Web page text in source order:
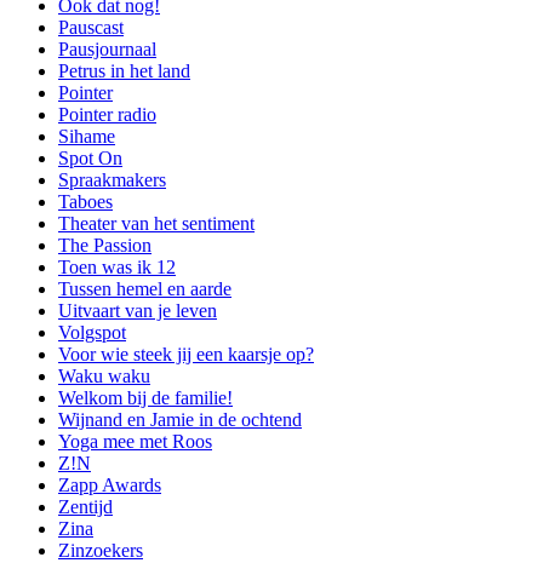
Ook dat nog!
Pauscast
Pausjournaal
Petrus in het land
Pointer
Pointer radio
Sihame
Spot On
Spraakmakers
Taboes
Theater van het sentiment
The Passion
Toen was ik 12
Tussen hemel en aarde
Uitvaart van je leven
Volgspot
Voor wie steek jij een kaarsje op?
Waku waku
Welkom bij de familie!
Wijnand en Jamie in de ochtend
Yoga mee met Roos
Z!N
Zapp Awards
Zentijd
Zina
Zinzoekers